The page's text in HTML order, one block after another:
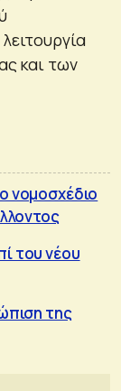
και των
νομοσχέδιο
του νέου
της